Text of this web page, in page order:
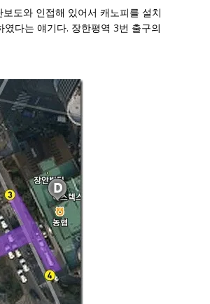
도와 인접해 있어서 캐노피를 설치
다는 얘기다. 장한평역 3번 출구의